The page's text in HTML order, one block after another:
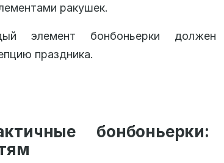
ракушек.
элемент бонбоньерки должен
праздника.